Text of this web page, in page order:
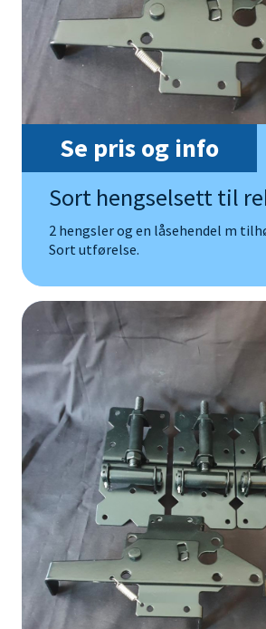
Se pris og info
Sort hengselsett til
2 hengsler og en låsehendel m
Sort utførelse.